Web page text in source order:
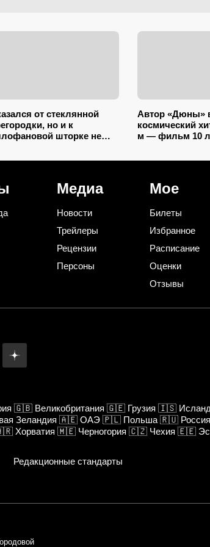
от стеклянной
но и к
шторке не
Автор «Дюны»
космический
м — фильм 10
Медиа
Новости
Трейлеры
Рецензии
Персоны
Мое
Билеты
Избранное
Расписание
Оценки
Отзывы
🇬🇧 Великобритания 🇬🇪 Грузия 🇮🇸
Зеландия 🇦🇪 ОАЭ 🇵🇱 Польша 🇷🇺 Россия
Хорватия 🇲🇪 Черногория 🇨🇿 Чехия 🇪🇪
Редакционные стандарты